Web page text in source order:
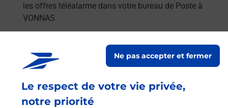
Le respect de votre vie privée,
notre priorité
Ne pas accepter et fermer
les offres téléalarme dans votre bureau de Poste à
VONNAS.
En savoir plus
Code de la route auto ou moto